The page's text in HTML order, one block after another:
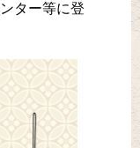
ター等に登